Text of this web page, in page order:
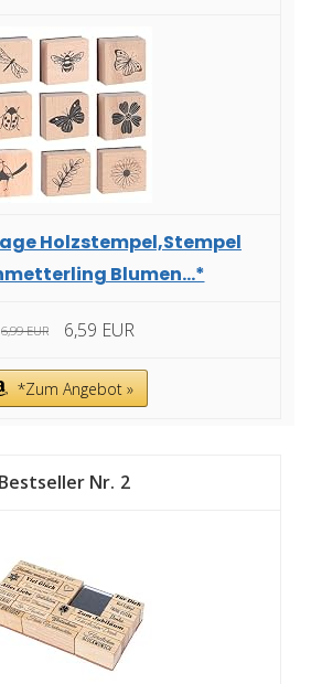
Holzstempel,Stempel
Blumen...*
6,99 EUR 6,59 EUR
*Zum Angebot »
2